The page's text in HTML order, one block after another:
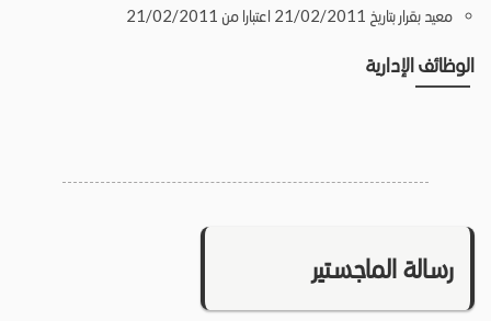
معيد بقرار بتاريخ 21/02/2011 اعتبارا من 21/02/2011
الوظائف الإدارية
رسالة الماجستير